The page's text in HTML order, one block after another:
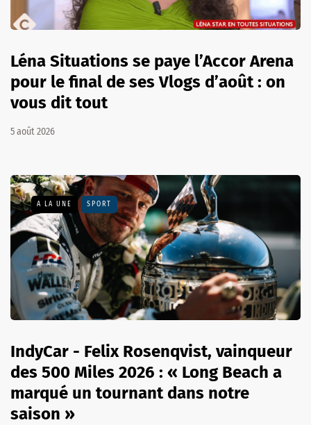
Léna Situations se paye l’Accor Arena
pour le final de ses Vlogs d’août : on
vous dit tout
5 août 2026
A LA UNE SPORT
IndyCar - Felix Rosenqvist, vainqueur
des 500 Miles 2026 : « Long Beach a
marqué un tournant dans notre
saison »